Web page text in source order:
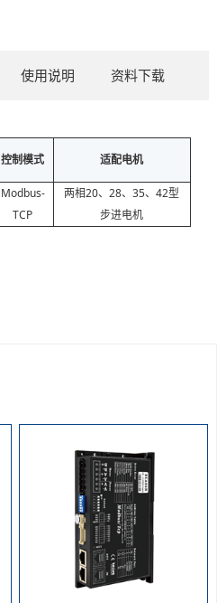
使用说明 资料下载
控制模式 适配电机
Modbus-
TCP
两相20、28、35、42型
步进电机